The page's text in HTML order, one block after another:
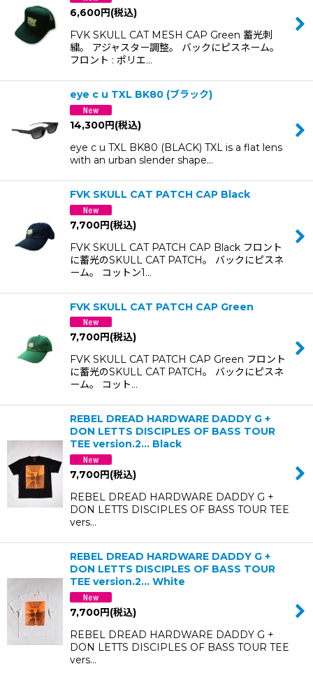
6,600円(税込)
FVK SKULL CAT MESH CAP Green 蓄光刺
繍。 アジャスター調整。 バックにピスネーム。
フロント : ポリエ…
eye c u TXL BK80 (ブラック)
14,300円(税込)
eye c u TXL BK80 (BLACK) TXL is a flat lens
with an urban slender shape…
FVK SKULL CAT PATCH CAP Black
7,700円(税込)
FVK SKULL CAT PATCH CAP Black フロント
に蓄光のSKULL CAT PATCH。 バックにピスネ
ーム。 コットン1…
FVK SKULL CAT PATCH CAP Green
7,700円(税込)
FVK SKULL CAT PATCH CAP Green フロント
に蓄光のSKULL CAT PATCH。 バックにピスネ
ーム。 コット…
REBEL DREAD HARDWARE DADDY G +
DON LETTS DISCIPLES OF BASS TOUR
TEE version.2... Black
7,700円(税込)
REBEL DREAD HARDWARE DADDY G +
DON LETTS DISCIPLES OF BASS TOUR TEE
vers…
REBEL DREAD HARDWARE DADDY G +
DON LETTS DISCIPLES OF BASS TOUR
TEE version.2... White
7,700円(税込)
REBEL DREAD HARDWARE DADDY G +
DON LETTS DISCIPLES OF BASS TOUR TEE
vers…